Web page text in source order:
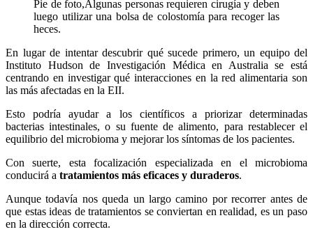
Pie de foto,Algunas personas requieren cirugía y deben
luego utilizar una bolsa de colostomía para recoger las
heces.
En lugar de intentar descubrir qué sucede primero, un equipo del
Instituto Hudson de Investigación Médica en Australia se está
centrando en investigar qué interacciones en la red alimentaria son
las más afectadas en la EII.
Esto podría ayudar a los científicos a priorizar determinadas
bacterias intestinales, o su fuente de alimento, para restablecer el
equilibrio del microbioma y mejorar los síntomas de los pacientes.
Con suerte, esta focalización especializada en el microbioma
conducirá a tratamientos más eficaces y duraderos.
Aunque todavía nos queda un largo camino por recorrer antes de
que estas ideas de tratamientos se conviertan en realidad, es un paso
en la dirección correcta.